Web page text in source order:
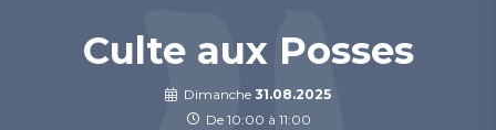
Culte aux Posses
Dimanche 31.08.2025
De 10:00 à 11:00